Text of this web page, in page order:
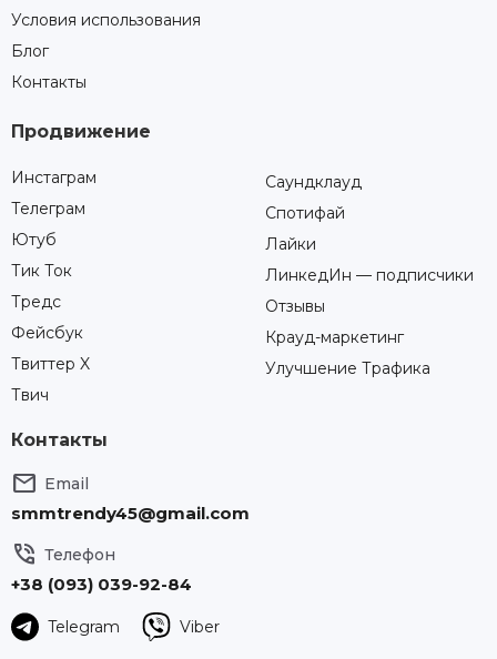
Условия использования
Блог
Контакты
Продвижение
Инстаграм
Телеграм
Ютуб
Тик Ток
Тредс
Фейсбук
Твиттер X
Твич
Саундклауд
Спотифай
Лайки
ЛинкедИн — подписчики
Отзывы
Крауд-маркетинг
Улучшение Трафика
Контакты
 Email
smmtrendy45@gmail.com
 Телефон
+38 (093) 039-92-84
Telegram Viber